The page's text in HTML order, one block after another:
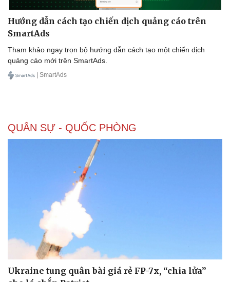
Vì cộng đồng
Chuyển đổi số
Hướng dẫn cách tạo chiến dịch quảng cáo trên
SmartAds
Tham khảo ngay trọn bộ hướng dẫn cách tạo một chiến dịch
quảng cáo mới trên SmartAds.
| SmartAds
QUÂN SỰ - QUỐC PHÒNG
Ukraine tung quân bài giá rẻ FP-7x, “chia lửa”